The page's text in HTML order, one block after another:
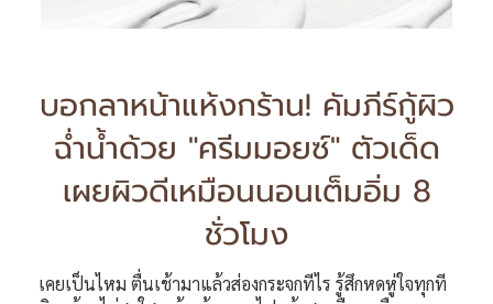
บอกลาหน้าแห้งกร้าน! คัมภีร์กู้ผิว
ฉ่ำน้ำด้วย "ครีมมอยซ์" ตัวเด็ด
เผยผิวดีเหมือนนอนเต็มอิ่ม 8
ชั่วโมง
เคยเป็นไหม ตื่นเช้ามาแล้วส่องกระจกทีไร รู้สึกหดหู่ใจทุกที